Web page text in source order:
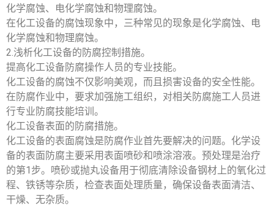
化学腐蚀、电化学腐蚀和物理腐蚀。
在化工设备的腐蚀现象中，三种常见的现象是化学腐蚀、电
化学腐蚀和物理腐蚀。
2.浅析化工设备的防腐控制措施。
提高化工设备防腐操作人员的专业技能。
化工设备的腐蚀不仅影响美观，而且损害设备的安全性能。
在防腐作业中，要求加强施工组织，对相关防腐施工人员进
行专业防腐技能培训。
化工设备表面的防腐措施。
化工设备的表面腐蚀是防腐作业首先要解决的问题。化学设
备的表面防腐主要采用表面喷砂和喷涂溶液。预处理是治疗
的第1步。喷砂或抛丸设备用于彻底清除设备钢材上的氧化过
程、铁锈等杂质，检查表面处理质量，确保设备表面清洁、
干燥、无杂质。